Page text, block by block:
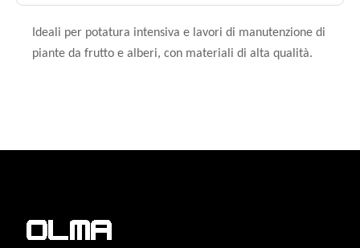
Ideali per potatura intensiva e lavori di manutenzione di
piante da frutto e alberi, con materiali di alta qualità.